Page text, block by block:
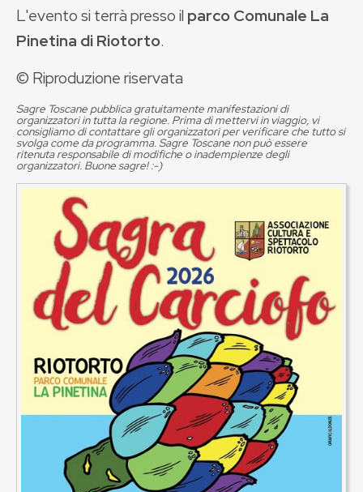
L'evento si terrà presso il parco Comunale La
Pinetina di Riotorto.
© Riproduzione riservata
Sagre Toscane pubblica gratuitamente manifestazioni di
organizzatori in tutta la regione. Prima di mettervi in viaggio, vi
consigliamo di contattare gli organizzatori per verificare che tutto si
svolga come da programma. Sagre Toscane non può essere
ritenuta responsabile di modifiche o inadempienze degli
organizzatori. Buone sagre! :-)